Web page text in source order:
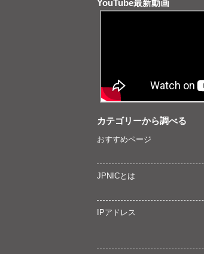
YouTube最新動画
カテゴリーから調べる
おすすめページ
JPNICとは
IPアドレス